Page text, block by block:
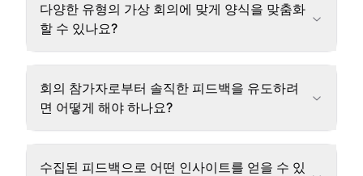
다양한 유형의 가상 회의에 맞게 양식을 맞춤화
할 수 있나요?
회의 참가자로부터 솔직한 피드백을 유도하려
면 어떻게 해야 하나요?
수집된 피드백으로 어떤 인사이트를 얻을 수 있